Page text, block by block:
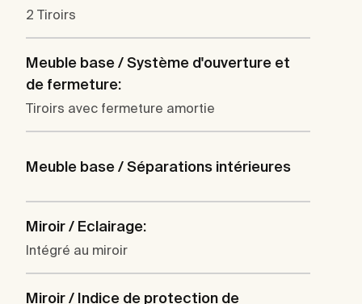
2 Tiroirs
Meuble base / Système d'ouverture et
de fermeture:
Tiroirs avec fermeture amortie
Meuble base / Séparations intérieures
Miroir / Eclairage:
Intégré au miroir
Miroir / Indice de protection de